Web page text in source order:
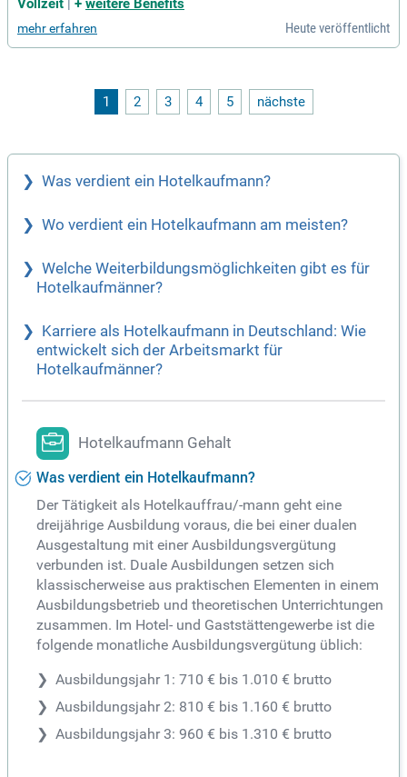
wechselbaren Ambiente. Werden Sie Teil unseres einzigarti
gen Konzeptes!
Vollzeit + weitere Benefits
mehr erfahren Heute veröffentlicht
1 2 3 4 5 nächste
Was verdient ein Hotelkaufmann?
Wo verdient ein Hotelkaufmann am meisten?
Welche Weiterbildungsmöglichkeiten gibt es für
Hotelkaufmänner?
Karriere als Hotelkaufmann in Deutschland: Wie
entwickelt sich der Arbeitsmarkt für
Hotelkaufmänner?
Hotelkaufmann Gehalt
Was verdient ein Hotelkaufmann?
Der Tätigkeit als Hotelkauffrau/-mann geht eine
dreijährige Ausbildung voraus, die bei einer dualen
Ausgestaltung mit einer Ausbildungsvergütung
verbunden ist. Duale Ausbildungen setzen sich
klassischerweise aus praktischen Elementen in einem
Ausbildungsbetrieb und theoretischen Unterrichtungen
zusammen. Im Hotel- und Gaststättengewerbe ist die
folgende monatliche Ausbildungsvergütung üblich:
Ausbildungsjahr 1: 710 € bis 1.010 € brutto
Ausbildungsjahr 2: 810 € bis 1.160 € brutto
Ausbildungsjahr 3: 960 € bis 1.310 € brutto